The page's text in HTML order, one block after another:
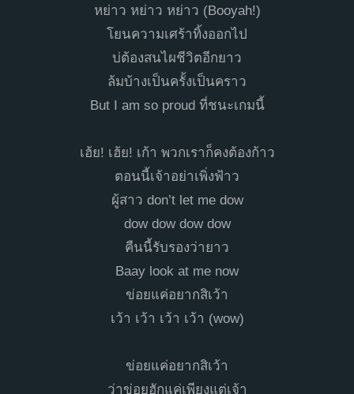
หย่าว หย่าว หย่าว (Booyah!)
โยนความเศร้าทิ้งออกไป
บ่ต้องสนไผชีวิตอีกยาว
ล้มบ้างเป็นครั้งเป็นคราว
But I am so proud ที่ชนะเกมนี้
​เฮ้ย! เฮ้ย! เก้า พวกเราก็คงต้องก้าว
ตอนนี้เจ้าอย่าเพิ่งฟ้าว
ผู้สาว don’t let me dow
dow dow dow dow
คืนนี้รับรองว่ายาว
Baay look at me now
ข่อยแค่อยากสิเว้า
เว้า เว้า เว้า เว้า (wow)
ข่อยแค่อยากสิเว้า
ว่าข่อยฮักแค่เพียงแต่เจ้า